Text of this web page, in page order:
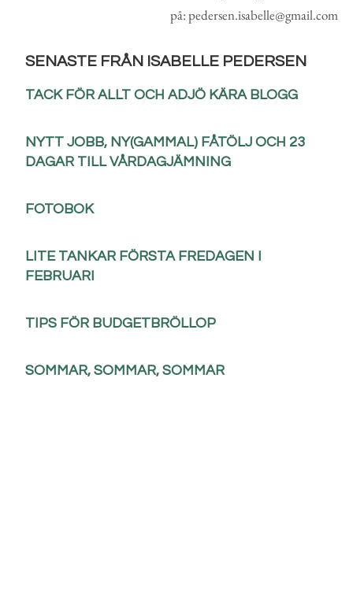
på: pedersen.isabelle@gmail.com
SENASTE FRÅN ISABELLE PEDERSEN
TACK FÖR ALLT OCH ADJÖ KÄRA BLOGG
NYTT JOBB, NY(GAMMAL) FÅTÖLJ OCH 23
DAGAR TILL VÅRDAGJÄMNING
FOTOBOK
LITE TANKAR FÖRSTA FREDAGEN I
FEBRUARI
TIPS FÖR BUDGETBRÖLLOP
SOMMAR, SOMMAR, SOMMAR